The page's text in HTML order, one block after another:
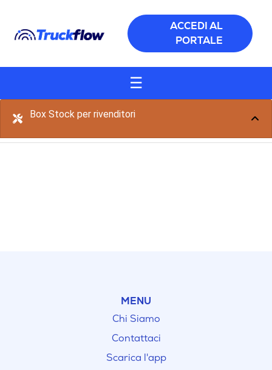
ACCEDI AL
PORTALE
☰
Box Stock per rivenditori
MENU
Chi Siamo
Contattaci
Scarica l'app